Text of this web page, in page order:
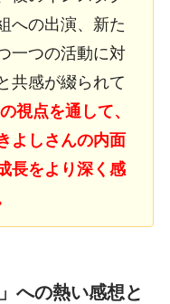
への出演、新た
一つの活動に対
共感が綴られて
視点を通して、
よしさんの内面
長をより深く感
への熱い感想と